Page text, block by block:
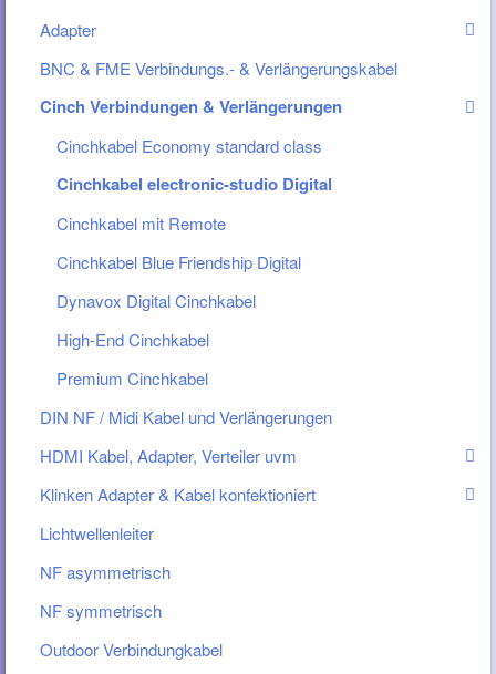
Adapter
BNC & FME Verbindungs.- & Verlängerungskabel
Cinch Verbindungen & Verlängerungen
Cinchkabel Economy standard class
Cinchkabel electronic-studio Digital
Cinchkabel mit Remote
Cinchkabel Blue Friendship Digital
Dynavox Digital Cinchkabel
High-End Cinchkabel
Premium Cinchkabel
DIN NF / Midi Kabel und Verlängerungen
HDMI Kabel, Adapter, Verteiler uvm
Klinken Adapter & Kabel konfektioniert
Lichtwellenleiter
NF asymmetrisch
NF symmetrisch
Outdoor Verbindungkabel